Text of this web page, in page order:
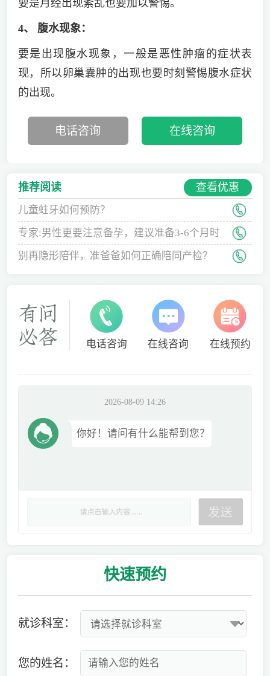
要是月经出现紊乱也要加以警惕。
4、 腹水现象：
要是出现腹水现象，一般是恶性肿瘤的症状表
现，所以卵巢囊肿的出现也要时刻警惕腹水症状
的出现。
电话咨询 在线咨询
推荐阅读 查看优惠
儿童蛀牙如何预防？
专家:男性更要注意备孕，建议准备3-6个月时
间
别再隐形陪伴，准爸爸如何正确陪同产检？
电话咨询 在线咨询 在线预约
2026-08-09 14:26
你好！请问有什么能帮到您？
快速预约
就诊科室：
您的姓名：